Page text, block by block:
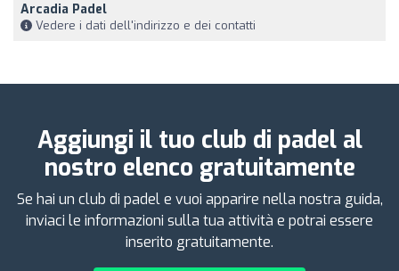
Arcadia Padel
Vedere i dati dell'indirizzo e dei contatti
Aggiungi il tuo club di padel al
nostro elenco gratuitamente
Se hai un club di padel e vuoi apparire nella nostra guida,
inviaci le informazioni sulla tua attività e potrai essere
inserito gratuitamente.